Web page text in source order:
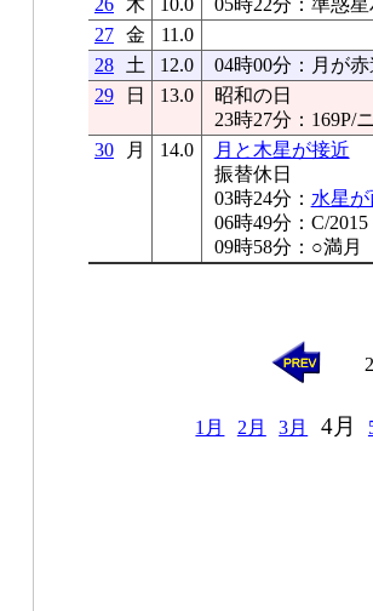
26
木 10.0
05時22分：準惑
27 金
11.0
28
土 12.0
04時00分：月が
29
日 13.0
昭和の日
23時27分：169P/
30
月 14.0
月と木星が接近
振替休日
03時24分： 水星
06時49分：C/
09時58分：○満月
1月 2月 3月 4月